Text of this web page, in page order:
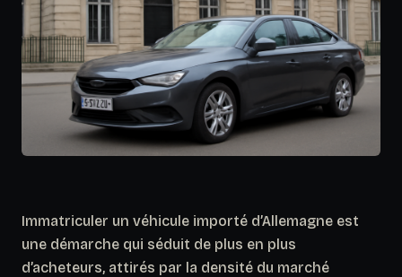
Immatriculer un véhicule importé d’Allemagne est
une démarche qui séduit de plus en plus
d’acheteurs, attirés par la densité du marché